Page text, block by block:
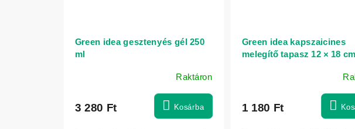
Green idea gesztenyés gél 250
ml
Raktáron
3 280 Ft Kosárba
Green idea kapszaicines
melegítő tapasz 12 × 18
1 180 Ft